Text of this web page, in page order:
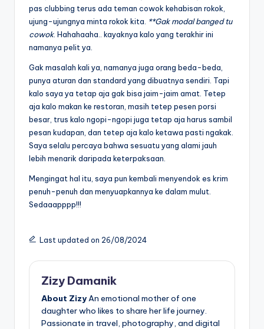
pas clubbing terus ada teman cowok kehabisan rokok,
ujung-ujungnya minta rokok kita. **Gak modal banged tu
cowok. Hahahaaha.. kayaknya kalo yang terakhir ini
namanya pelit ya.
Gak masalah kali ya, namanya juga orang beda-beda,
punya aturan dan standard yang dibuatnya sendiri. Tapi
kalo saya ya tetap aja gak bisa jaim-jaim amat. Tetep
aja kalo makan ke restoran, masih tetep pesen porsi
besar, trus kalo ngopi-ngopi juga tetap aja harus sambil
pesan kudapan, dan tetep aja kalo ketawa pasti ngakak.
Saya selalu percaya bahwa sesuatu yang alami jauh
lebih menarik daripada keterpaksaan.
Mengingat hal itu, saya pun kembali menyendok es krim
penuh-penuh dan menyuapkannya ke dalam mulut.
Sedaaapppp!!!
Last updated on 26/08/2024
Zizy Damanik
About ZizyAn emotional mother of one
daughter who likes to share her life journey.
Passionate in travel, photography, and digital